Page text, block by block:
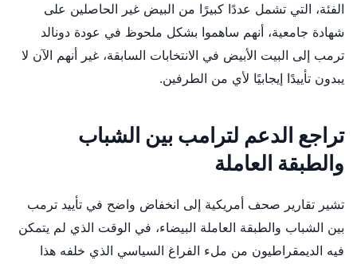
الفئة، التي تشمل عددًا كبيرًا من البيض غير الحاصلين على
شهادة جامعية، أنهم ساهموا بشكل ملحوظ في عودة دونالد
ترمب إلى البيت الأبيض في الانتخابات السابقة، غير أنهم الآن لا
يبدون تأييدًا إيجابيًا لأي من الطرفين.
تراجع الدعم لترامب بين الشباب
والطبقة العاملة
تشير تقارير صحف أمريكية إلى انخفاض واضح في تأييد ترمب
بين الشباب والطبقة العاملة البيضاء، في الوقت الذي لم يتمكن
فيه الديمقراطيون من ملء الفراغ السياسي الذي خلفه هذا